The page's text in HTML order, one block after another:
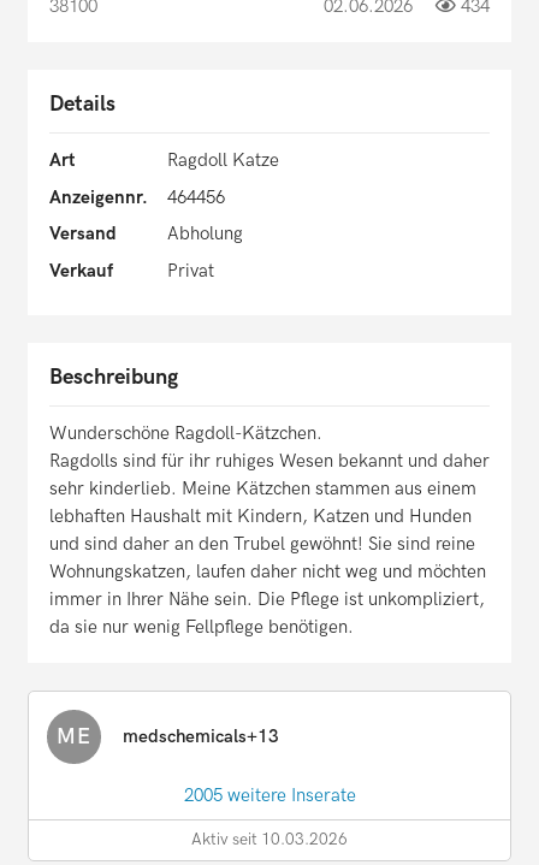
38100 02.06.2026 434
Details
Art
Ragdoll Katze
Anzeigennr.
464456
Versand
Abholung
Verkauf
Privat
Beschreibung
Wunderschöne Ragdoll-Kätzchen.
Ragdolls sind für ihr ruhiges Wesen bekannt und daher
sehr kinderlieb. Meine Kätzchen stammen aus einem
lebhaften Haushalt mit Kindern, Katzen und Hunden
und sind daher an den Trubel gewöhnt! Sie sind reine
Wohnungskatzen, laufen daher nicht weg und möchten
immer in Ihrer Nähe sein. Die Pflege ist unkompliziert,
da sie nur wenig Fellpflege benötigen.
ME medschemicals+13
2005 weitere Inserate
Aktiv seit 10.03.2026